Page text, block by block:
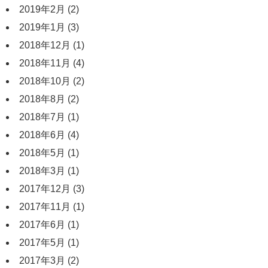
2019年2月 (2)
2019年1月 (3)
2018年12月 (1)
2018年11月 (4)
2018年10月 (2)
2018年8月 (2)
2018年7月 (1)
2018年6月 (4)
2018年5月 (1)
2018年3月 (1)
2017年12月 (3)
2017年11月 (1)
2017年6月 (1)
2017年5月 (1)
2017年3月 (2)